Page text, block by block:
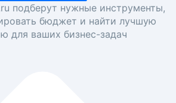
подберут нужные инструменты,
бюджет и найти лучшую
для ваших бизнес-задач